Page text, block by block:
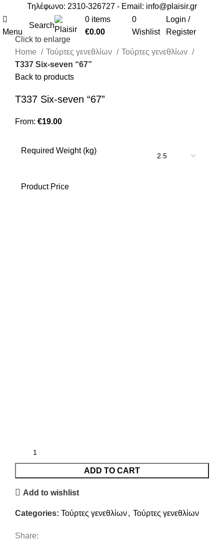
Τηλέφωνο: 2310-326727 - Email: info@plaisir.gr
Menu
Search
0 items
€0.00
0
Wishlist
Login /
Register
Click to enlarge
Home
Τούρτες γενεθλίων
Τούρτες γενεθλίων
Τ337 Six-seven “67”
Back to products
Τ337 Six-seven “67”
From: €19.00
Required Weight (kg)
Product Price
ADD TO CART
Add to wishlist
Categories: Τούρτες γενεθλίων, Τούρτες γενεθλίων
Share: